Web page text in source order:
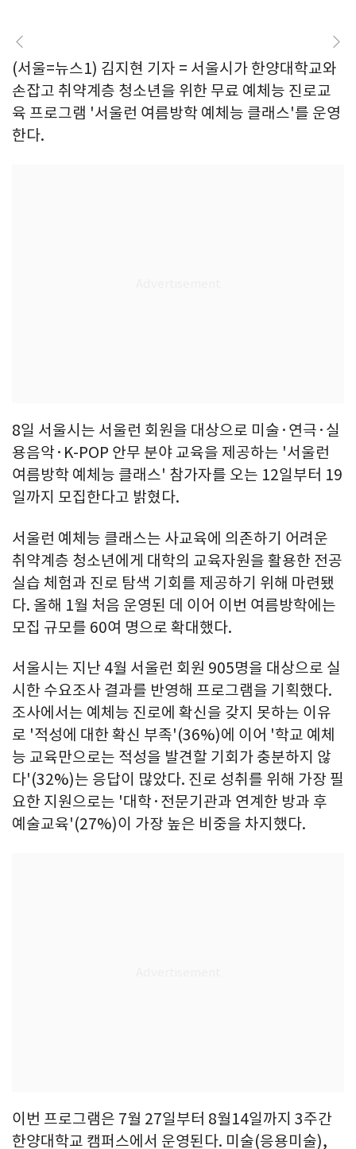
(서울=뉴스1) 김지현 기자 = 서울시가 한양대학교와
손잡고 취약계층 청소년을 위한 무료 예체능 진로교
육 프로그램 '서울런 여름방학 예체능 클래스'를 운영
한다.
8일 서울시는 서울런 회원을 대상으로 미술·연극·실
용음악·K-POP 안무 분야 교육을 제공하는 '서울런
여름방학 예체능 클래스' 참가자를 오는 12일부터 19
일까지 모집한다고 밝혔다.
서울런 예체능 클래스는 사교육에 의존하기 어려운
취약계층 청소년에게 대학의 교육자원을 활용한 전공
실습 체험과 진로 탐색 기회를 제공하기 위해 마련됐
다. 올해 1월 처음 운영된 데 이어 이번 여름방학에는
모집 규모를 60여 명으로 확대했다.
서울시는 지난 4월 서울런 회원 905명을 대상으로 실
시한 수요조사 결과를 반영해 프로그램을 기획했다.
조사에서는 예체능 진로에 확신을 갖지 못하는 이유
로 '적성에 대한 확신 부족'(36%)에 이어 '학교 예체
능 교육만으로는 적성을 발견할 기회가 충분하지 않
다'(32%)는 응답이 많았다. 진로 성취를 위해 가장 필
요한 지원으로는 '대학·전문기관과 연계한 방과 후
예술교육'(27%)이 가장 높은 비중을 차지했다.
이번 프로그램은 7월 27일부터 8월14일까지 3주간
한양대학교 캠퍼스에서 운영된다. 미술(응용미술),